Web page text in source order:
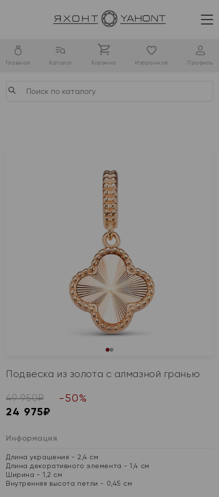
Главная Каталог Корзина Избранное Профиль
Подвеска из золота с алмазной гранью
49 950₽ -50%
24 975₽
Информация
Длина украшения - 2,4 см
Длина декоративного элемента - 1,4 см
Ширина - 1,2 см
Внутренняя высота петли - 0,45 см